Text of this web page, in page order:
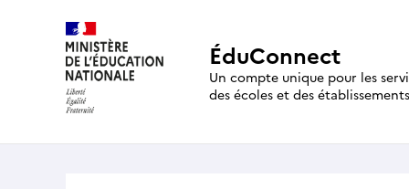
ÉduConnect
Un compte unique pour les
des écoles et des établissements